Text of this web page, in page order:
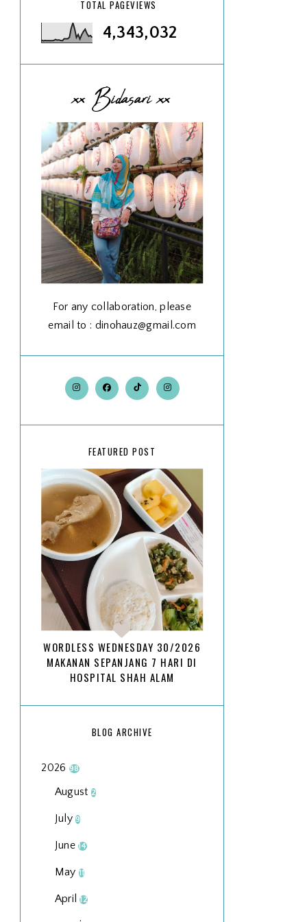
TOTAL PAGEVIEWS
4,343,032
xx Bidasari xx
For any collaboration, please
email to : dinohauz@gmail.com
FEATURED POST
WORDLESS WEDNESDAY 30/2026
MAKANAN SEPANJANG 7 HARI DI
HOSPITAL SHAH ALAM
BLOG ARCHIVE
2026 98
August 2
July9
June14
May 11
April12